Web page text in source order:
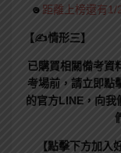
☻ 距離上榜還有1/
【✍情形三】
已購買相關備考資
考場前，請立即點
的官方LINE，向我
【點擊下方加入